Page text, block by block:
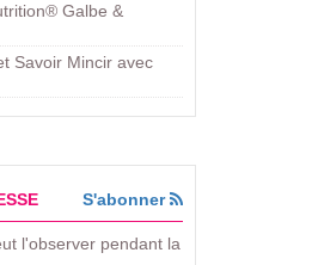
Galbe &
Savoir Mincir avec
S'abonner
l'observer pendant la